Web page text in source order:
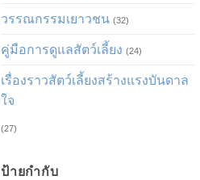
วรรณกรรมเยาวชน (32)
คู่มือการดูแลสัตว์เลี้ยง (24)
เรื่องราวสัตว์เลี้ยงสร้างแรงบันดาล
ใจ
(27)
ป้ายกำกับ